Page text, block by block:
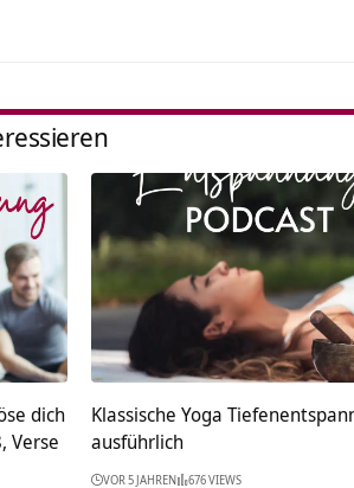
dich
Verse
Klassische Yoga
ausführlich
VOR 5 JAHREN 676 VIEWS